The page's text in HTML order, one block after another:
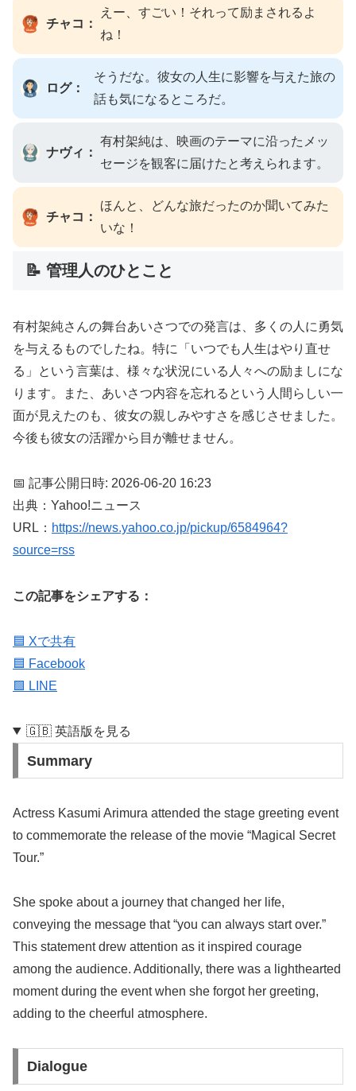
チャコ：
えー、すごい！それって励まされるよ
ね！
ログ：
そうだな。彼女の人生に影響を与えた旅の
話も気になるところだ。
ナヴィ：
有村架純は、映画のテーマに沿ったメッ
セージを観客に届けたと考えられます。
チャコ：
ほんと、どんな旅だったのか聞いてみた
いな！
📝 管理人のひとこと
有村架純さんの舞台あいさつでの発言は、多くの人に勇気
を与えるものでしたね。特に「いつでも人生はやり直せ
る」という言葉は、様々な状況にいる人々への励ましにな
ります。また、あいさつ内容を忘れるという人間らしい一
面が見えたのも、彼女の親しみやすさを感じさせました。
今後も彼女の活躍から目が離せません。
📅 記事公開日時: 2026-06-20 16:23
出典：Yahoo!ニュース
URL： https://news.yahoo.co.jp/pickup/6584964?
source=rss
この記事をシェアする：
🟦 Xで共有
🟦 Facebook
🟩 LINE
🇬🇧 英語版を見る
Summary
Actress Kasumi Arimura attended the stage greeting event
to commemorate the release of the movie “Magical Secret
Tour.”
She spoke about a journey that changed her life,
conveying the message that “you can always start over.”
This statement drew attention as it inspired courage
among the audience. Additionally, there was a lighthearted
moment during the event when she forgot her greeting,
adding to the cheerful atmosphere.
Dialogue